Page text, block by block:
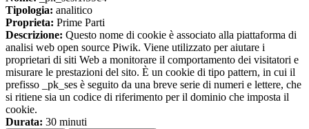
Tipologia: analitico
Proprieta: Prime Parti
Descrizione: Questo nome di cookie è associato alla piattaforma di
analisi web open source Piwik. Viene utilizzato per aiutare i
proprietari di siti Web a monitorare il comportamento dei visitatori e
misurare le prestazioni del sito. È un cookie di tipo pattern, in cui il
prefisso _pk_ses è seguito da una breve serie di numeri e lettere, che
si ritiene sia un codice di riferimento per il dominio che imposta il
cookie.
Durata: 30 minuti